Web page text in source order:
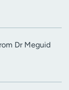
Dr Meguid